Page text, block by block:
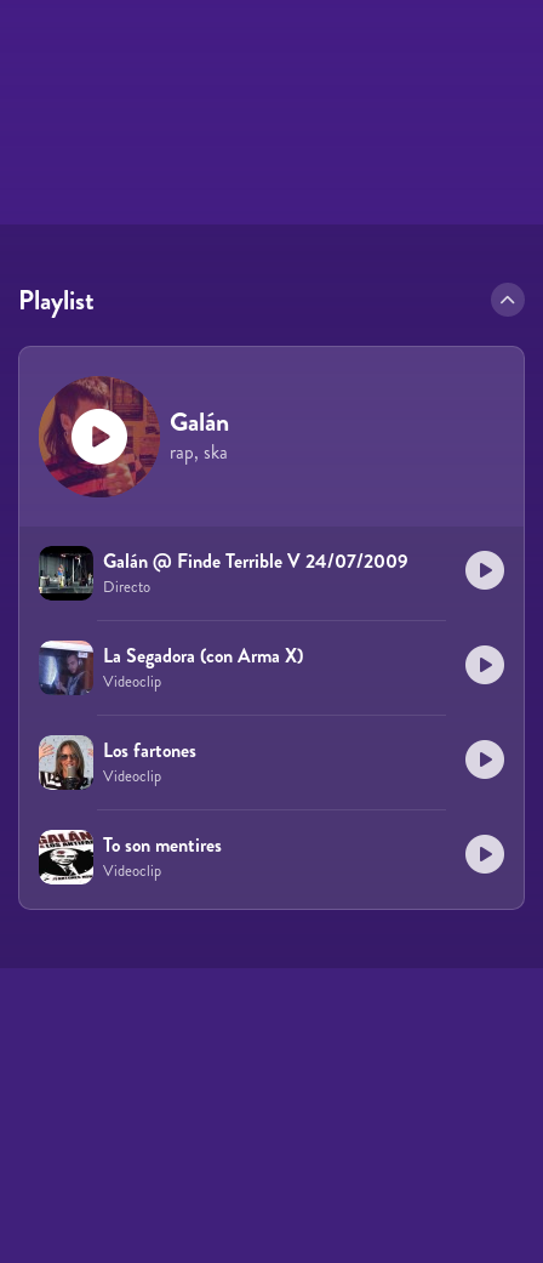
Playlist
Galán
rap, ska
Galán @ Finde Terrible V 24/07/2009
Directo
La Segadora (con Arma X)
Videoclip
Los fartones
Videoclip
To son mentires
Videoclip